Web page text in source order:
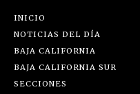
INICIO
NOTICIAS DEL DÍA
BAJA CALIFORNIA
BAJA CALIFORNIA SUR
SECCIONES